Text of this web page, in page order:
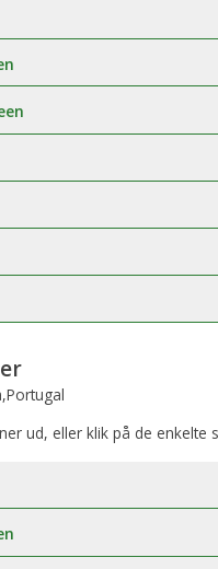
ud, eller klik på de enkelte